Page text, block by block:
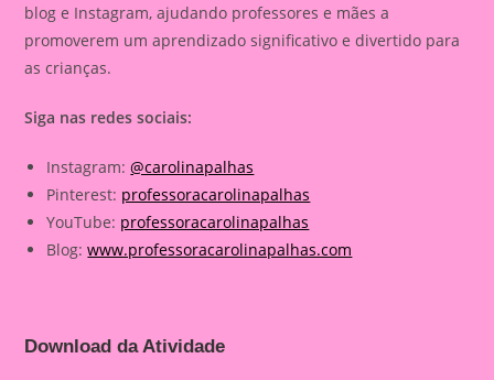
blog e Instagram, ajudando professores e mães a
promoverem um aprendizado significativo e divertido para
as crianças.
Siga nas redes sociais:
Instagram:@carolinapalhas
Pinterest: professoracarolinapalhas
YouTube: professoracarolinapalhas
Blog:www.professoracarolinapalhas.com
Download da Atividade